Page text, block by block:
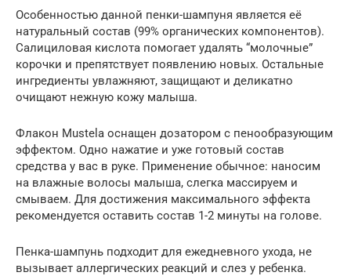
Особенностью данной пенки-шампуня является её
натуральный состав (99% органических компонентов).
Салициловая кислота помогает удалять “молочные”
корочки и препятствует появлению новых. Остальные
ингредиенты увлажняют, защищают и деликатно
очищают нежную кожу малыша.
Флакон Mustela оснащен дозатором с пенообразующим
эффектом. Одно нажатие и уже готовый состав
средства у вас в руке. Применение обычное: наносим
на влажные волосы малыша, слегка массируем и
смываем. Для достижения максимального эффекта
рекомендуется оставить состав 1-2 минуты на голове.
Пенка-шампунь подходит для ежедневного ухода, не
вызывает аллергических реакций и слез у ребенка.